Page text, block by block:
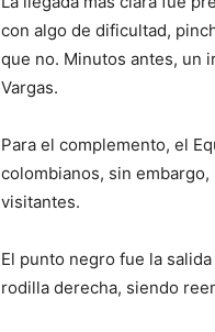
con algo de dificultad,
que no. Minutos antes, un
Vargas.
Para el complemento, el
colombianos, sin
visitantes.
El punto negro fue la
rodilla derecha, siendo